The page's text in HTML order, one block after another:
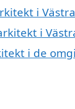
i
i
i de